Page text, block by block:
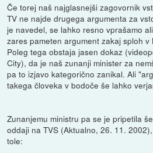
Če torej naš najglasnejši zagovornik
TV ne najde drugega argumenta za
je navedel, se lahko resno vprašamo
zares pameten argument zakaj sploh v
Poleg tega obstaja jasen dokaz
City), da je naš zunanji minister za
pa to izjavo kategorično zanikal. Ali
takega človeka v bodoče še lahko
Zunanjemu ministru pa se je pripetila
oddaji na TVS (Aktualno, 26. 11.
tole: